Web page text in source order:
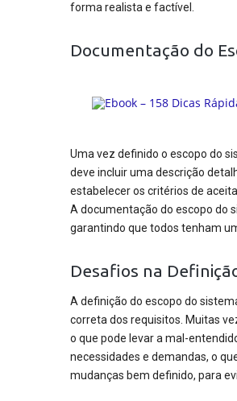
forma realista e factível.
Documentação do
Uma vez definido o escopo do
deve incluir uma descrição
estabelecer os critérios de
A documentação do escopo do
garantindo que todos tenham
Desafios na
A definição do escopo do
correta dos requisitos. Muitas
o que pode levar a mal-
necessidades e demandas, o
mudanças bem definido, para